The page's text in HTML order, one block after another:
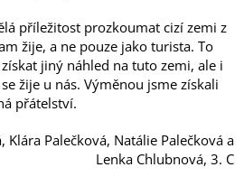
příležitost prozkoumat cizí zemi z
žije, a ne pouze jako turista. To
jiný náhled na tuto zemi, ale i
žije u nás. Výměnou jsme získali
přátelství.
Klára Palečková, Natálie Palečková a
Lenka Chlubnová, 3. C